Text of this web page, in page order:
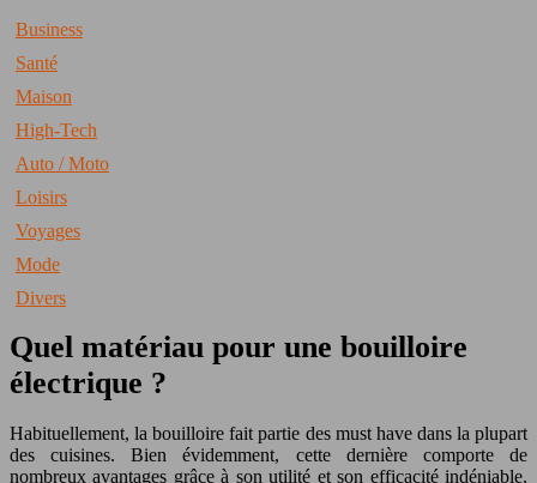
Business
Santé
Maison
High-Tech
Auto / Moto
Loisirs
Voyages
Mode
Divers
Quel matériau pour une bouilloire
électrique ?
Habituellement, la bouilloire fait partie des must have dans la plupart
des cuisines. Bien évidemment, cette dernière comporte de
nombreux avantages grâce à son utilité et son efficacité indéniable.